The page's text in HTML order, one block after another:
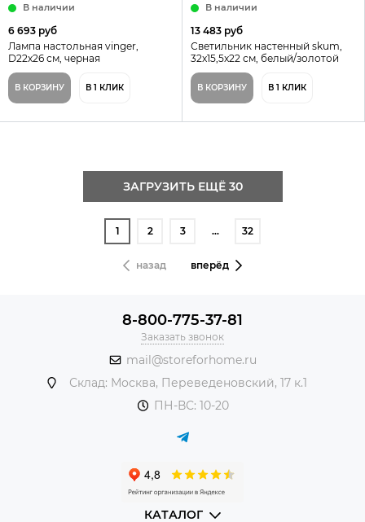
В наличии
6 693 руб
Лампа настольная vinger,
D22х26 см, черная
В КОРЗИНУ В 1 КЛИК
В наличии
13 483 руб
Светильник настенный skum,
32x15,5x22 см, белый/золотой
В КОРЗИНУ В 1 КЛИК
ЗАГРУЗИТЬ ЕЩЁ 30
назад
1 2 3 … 32
вперёд
8-800-775-37-81
Заказать звонок
mail@storeforhome.ru
Склад: Москва, Переведеновский, 17 к.1
ПН-ВС: 10-20
КАТАЛОГ